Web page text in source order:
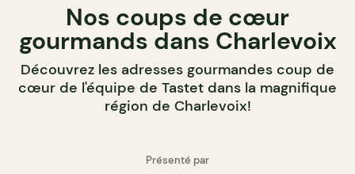
Nos coups de cœur
gourmands dans Charlevoix
Découvrez les adresses gourmandes coup de
cœur de l'équipe de Tastet dans la magnifique
région de Charlevoix!
Présenté par